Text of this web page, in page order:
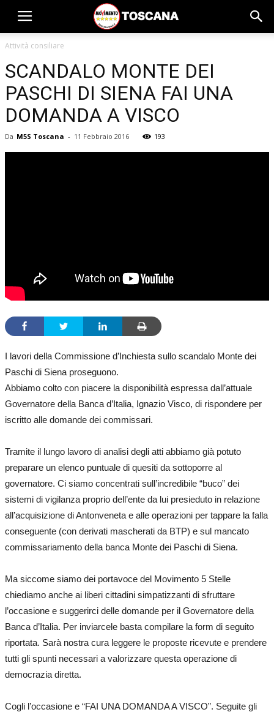
Attività consiliare
SCANDALO MONTE DEI
PASCHI DI SIENA FAI UNA
DOMANDA A VISCO
Da M5S Toscana - 11 Febbraio 2016 193
I lavori della Commissione d’Inchiesta sullo scandalo Monte dei
Paschi di Siena proseguono.
Abbiamo colto con piacere la disponibilità espressa dall’attuale
Governatore della Banca d’Italia, Ignazio Visco, di rispondere per
iscritto alle domande dei commissari.
Tramite il lungo lavoro di analisi degli atti abbiamo già potuto
preparare un elenco puntuale di quesiti da sottoporre al
governatore. Ci siamo concentrati sull’incredibile “buco” dei
sistemi di vigilanza proprio dell’ente da lui presieduto in relazione
all’acquisizione di Antonveneta e alle operazioni per tappare la falla
conseguente (con derivati mascherati da BTP) e sul mancato
commissariamento della banca Monte dei Paschi di Siena.
Ma siccome siamo dei portavoce del Movimento 5 Stelle
chiediamo anche ai liberi cittadini simpatizzanti di sfruttare
l’occasione e suggerirci delle domande per il Governatore della
Banca d’Italia. Per inviarcele basta compilare la form di seguito
riportata. Sarà nostra cura leggere le proposte ricevute e prendere
tutti gli spunti necessari a valorizzare questa operazione di
democrazia diretta.
Cogli l’occasione e “FAI UNA DOMANDA A VISCO”. Seguite gli